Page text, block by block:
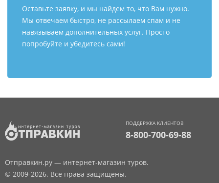
Оставьте заявку, и мы найдем то, что Вам нужно.
Мы отвечаем быстро, не рассылаем спам и не
навязываем дополнительных услуг. Просто
попробуйте и убедитесь сами!
ПОДДЕРЖКА КЛИЕНТОВ
8-800-700-69-88
Отправкин.ру — интернет-магазин туров.
© 2009-2026. Все права защищены.